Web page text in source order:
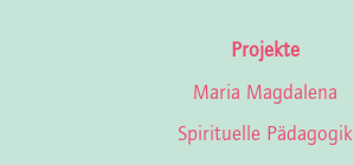
Projekte
Maria Magdalena
Spirituelle Pädagogik